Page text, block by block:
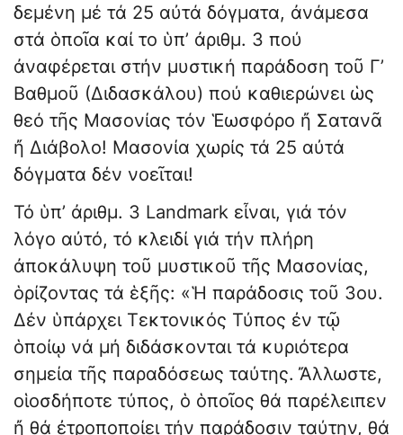
δεμένη μέ τά 25 αὐτά δόγματα, ἀνάμεσα
στά ὁποῖα καί το ὑπ’ ἀριθμ. 3 πού
ἀναφέρεται στήν μυστική παράδοση τοῦ Γ’
Βαθμοῦ (Διδασκάλου) πού καθιερώνει ὡς
θεό τῆς Μασονίας τόν Ἑωσφόρο ἤ Σατανᾶ
ἤ Διάβολο! Μασονία χωρίς τά 25 αὐτά
δόγματα δέν νοεῖται!
Τό ὑπ’ ἀριθμ. 3 Landmark εἶναι, γιά τόν
λόγο αὐτό, τό κλειδί γιά τήν πλήρη
ἀποκάλυψη τοῦ μυστικοῦ τῆς Μασονίας,
ὁρίζοντας τά ἑξῆς: «Ἡ παράδοσις τοῦ 3ου.
Δέν ὑπάρχει Τεκτονικός Τύπος ἐν τῷ
ὁποίῳ νά μή διδάσκονται τά κυριότερα
σημεία τῆς παραδόσεως ταύτης. Ἄλλωστε,
οἱοσδήποτε τύπος, ὁ ὁποῖος θά παρέλειπεν
ἤ θά ἐτροποποίει τήν παράδοσιν ταύτην, θά